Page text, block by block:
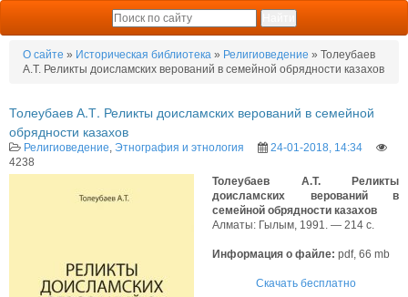
О сайте » Историческая библиотека » Религиоведение » Толеубаев
А.Т. Реликты доисламских верований в семейной обрядности казахов
Толеубаев А.Т. Реликты доисламских верований в семейной
обрядности казахов
Религиоведение Этнография и этнология
24-01-2018, 14:34
4238
Толеубаев А.Т. Реликты
доисламских верований в
семейной обрядности казахов
Алматы: Гылым, 1991. — 214 с.
Информация о файле: pdf, 66 mb
Скачать бесплатно